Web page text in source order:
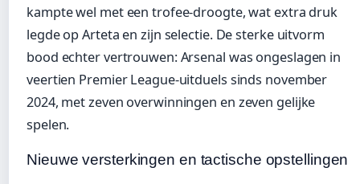
kampte wel met een trofee-droogte, wat extra druk
legde op Arteta en zijn selectie. De sterke uitvorm
bood echter vertrouwen: Arsenal was ongeslagen in
veertien Premier League-uitduels sinds november
2024, met zeven overwinningen en zeven gelijke
spelen.
Nieuwe versterkingen en tactische opstellingen